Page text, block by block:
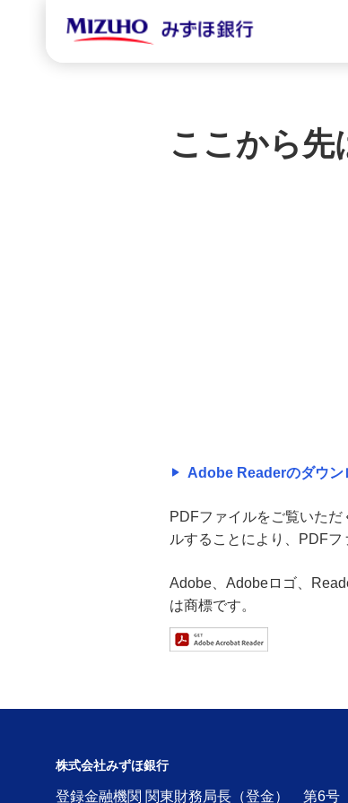
ここから先
Adobe Readerのダウン
PDFファイルをご覧いた
ルすることにより、PDFフ
Adobe、Adobeロゴ、
は商標です。
株式会社みずほ銀行
登録金融機関 関東財務局長（登金） 第6号